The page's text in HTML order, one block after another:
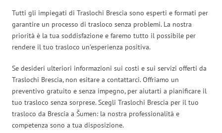
Tutti gli impiegati di Traslochi Brescia sono esperti e formati per
garantire un processo di trasloco senza problemi. La nostra
priorità è la tua soddisfazione e faremo tutto il possibile per
rendere il tuo trasloco un’esperienza positiva.
Se desideri ulteriori informazioni sui costi e sui servizi offerti da
Traslochi Brescia, non esitare a contattarci. Offriamo un
preventivo gratuito e senza impegno, per aiutarti a pianificare il
tuo trasloco senza sorprese. Scegli Traslochi Brescia per il tuo
trasloco da Brescia a Šumen: la nostra professionalità e
competenza sono a tua disposizione.